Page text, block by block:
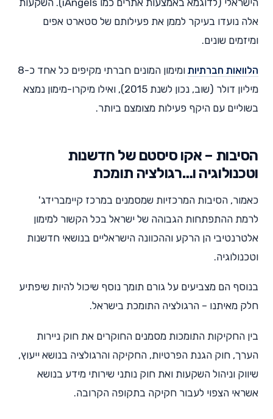
אלה נועדו בעיקר לממן את פעילותם של סטארט אפים
ומיזמים שונים.
הלוואות חברתיות
ומימון המונים חברתי מקיפים כל אחד כ-8
מיליון דולר (שוב, נכון לשנת 2015), ואילו מיקרו-מימון נמצא
בשוליים עם היקף פעילות מצומצם ביותר.
הסיבות – אקו סיסטם של חדשנות
וטכנולוגיה ו…רגולציה תומכת
כאמור, הסיבות המרכזיות שמסמנים במרכז קיימברידג'
לרמת ההתפתחות הגבוהה של ישראל בכל הקשור למימון
אלטרנטיבי הן הרקע וההכוונה הישראליים בנושאי חדשנות
וטכנולוגיה.
בנוסף הם מצביעים על גורם תומך נוסף שיכול להיות שיפתיע
חלק מאיתנו – הרגולציה התומכת בישראל.
בין החקיקות התומכות מסמנים החוקרים את חוק ניירות
הערך, חוק הגנת הפרטיות, החקיקה והרגולציה בנושא ייעוץ,
שיווק וניהול השקעות ואת חוק נותני שירותי מידע בנושא
אשראי הצפוי לעבור חקיקה בתקופה הקרובה.